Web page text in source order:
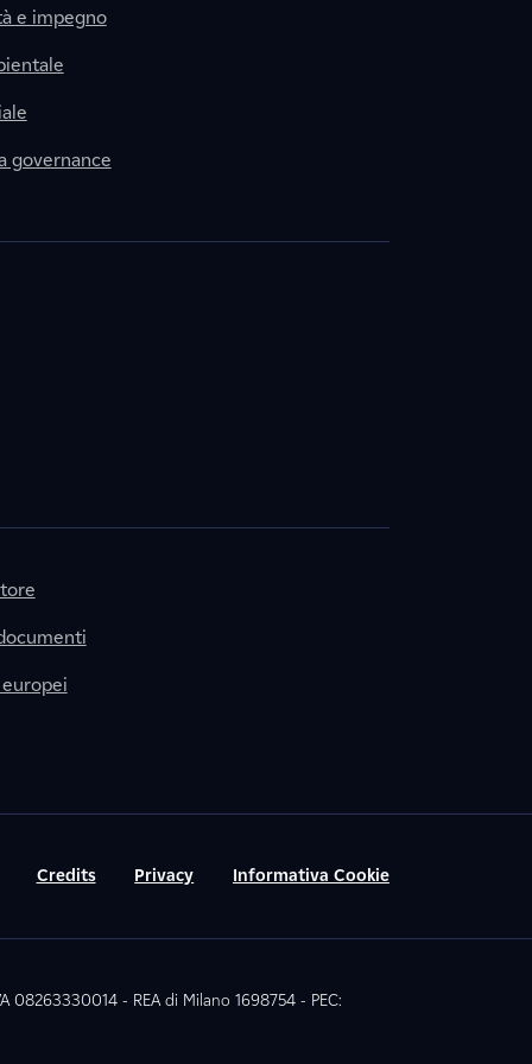
e impegno
governance
Credits Privacy Informativa Cookie
08263330014 - REA di Milano 1698754 - PEC: